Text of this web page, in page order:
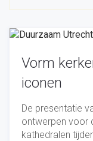
Vorm
iconen
De presentatie
ontwerpen voor
kathedralen